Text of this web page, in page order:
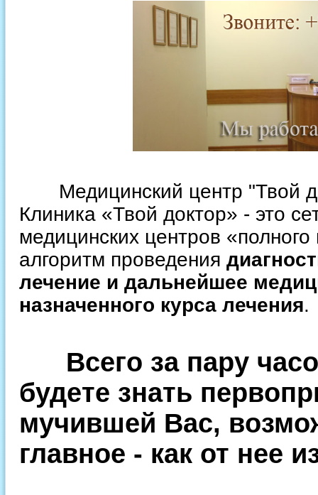
Медицинский центр "Твой
Клиника «Твой доктор» - это
медицинских центров
алгоритм проведения
лечение и дальнейшее
назначенного курса лечения.
Всего за пару
будете знать
мучившей Вас,
главное - как от нее